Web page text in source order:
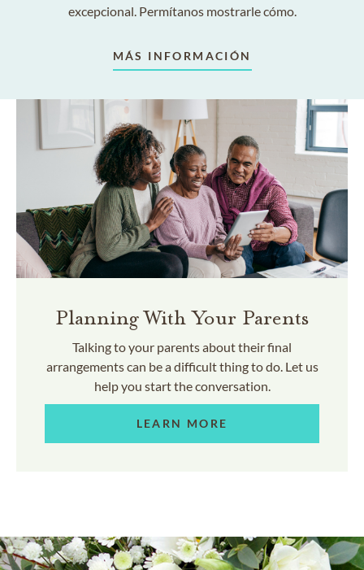
excepcional. Permítanos mostrarle cómo.
MÁS INFORMACIÓN
Planning With Your Parents
Talking to your parents about their final
arrangements can be a difficult thing to do. Let us
help you start the conversation.
LEARN MORE